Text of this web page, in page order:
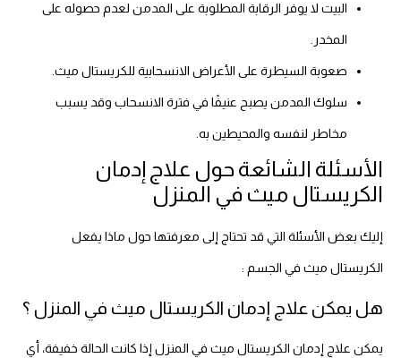
البيت لا يوفر الرقابة المطلوبة على المدمن لعدم حصوله على
المخدر.
صعوبة السيطرة على الأعراض الانسحابية للكريستال ميث.
سلوك المدمن يصبح عنيفًا في فترة الانسحاب وقد يسبب
مخاطر لنفسه والمحيطين به.
الأسئلة الشائعة حول علاج إدمان
الكريستال ميث في المنزل
إليك بعض الأسئلة التي قد تحتاج إلى معرفتها حول ماذا يفعل
الكريستال ميث في الجسم :
هل يمكن علاج إدمان الكريستال ميث في المنزل ؟
يمكن علاج إدمان الكريستال ميث في المنزل إذا كانت الحالة خفيفة، أي